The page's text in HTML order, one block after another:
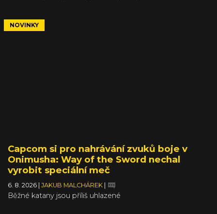
NOVINKY
Capcom si pro nahrávání zvuků boje v
Onimusha: Way of the Sword nechal
vyrobit speciální meč
6. 8. 2026 | JAKUB MALCHÁREK |
Běžné katany jsou příliš uhlazené